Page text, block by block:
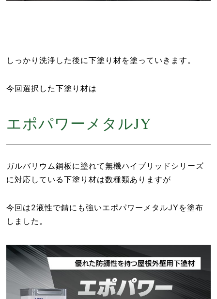
しっかり洗浄した後に下塗り材を塗っていきます。
今回選択した下塗り材は
エポパワーメタルJY
ガルバリウム鋼板に塗れて無機ハイブリッドシリーズ
に対応している下塗り材は数種類ありますが
今回は2液性で錆にも強いエポパワーメタルJYを塗布
しました。